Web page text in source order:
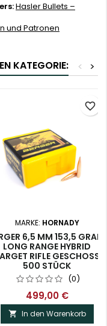
Hasler Bullets –
und Patronen
KATEGORIE: >
<
MARKE: HORNADY
6,5 MM 153,5 GRAIN
LONG RANGE HYBRID
RIFLE GESCHOSS
500 STÜCK
(0)
499,00 €
 In den Warenkorb
favorite_border